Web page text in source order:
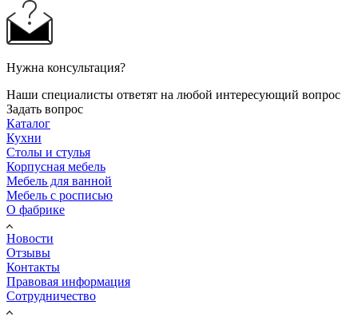
Нужна консультация?
Наши специалисты ответят на любой интересующий вопрос
Задать вопрос
Каталог
Кухни
Столы и стулья
Корпусная мебель
Мебель для ванной
Мебель с росписью
О фабрике
Новости
Отзывы
Контакты
Правовая информация
Сотрудничество